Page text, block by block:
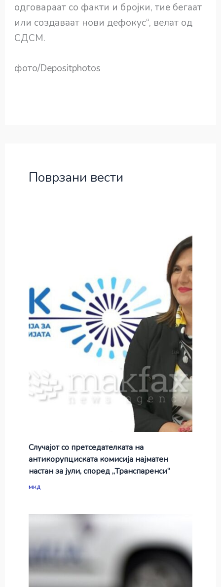
одговараат со факти и бројки, тие бегаат
или создаваат нови дефокус“, велат од
СДСМ.
фото/Depositphotos
Поврзани вести
Случајот со претседателката на
антикорупциската комисија најматен
настан за јули, според „Транспаренси“
мкд